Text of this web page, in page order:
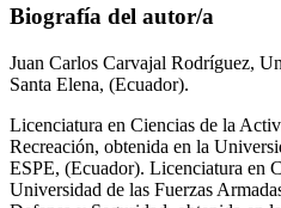
Biografía del autor/a
Juan Carlos Carvajal Rodríguez,
Santa Elena, (Ecuador).
Licenciatura en Ciencias de la
Recreación, obtenida en la
ESPE, (Ecuador). Licenciatura en
Universidad de las Fuerzas